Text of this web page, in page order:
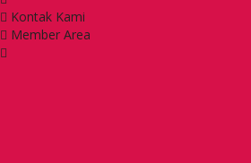
Kontak Kami
Member Area